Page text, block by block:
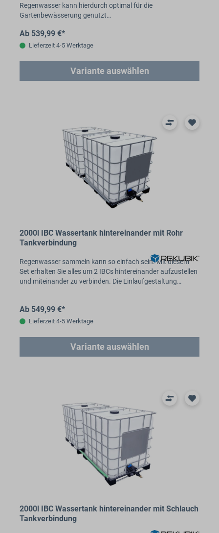
Regenwasser kann hierdurch optimal für die
Gartenbewässerung genutzt…
Ab 539,99 €*
Lieferzeit 4-5 Werktage
Variante auswählen
2000l IBC Wassertank hintereinander mit Rohr
Tankverbindung
Regenwasser sammeln kann so einfach sein. Mit diesem
Set erhalten Sie alles um 2 IBCs hintereinander aufzustellen
und miteinander zu verbinden. Die Einlaufgestaltung…
Ab 549,99 €*
Lieferzeit 4-5 Werktage
Variante auswählen
2000l IBC Wassertank hintereinander mit Schlauch
Tankverbindung